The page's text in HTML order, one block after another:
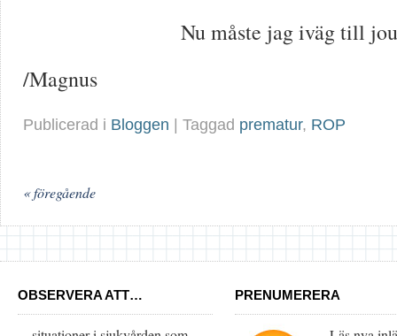
Nu måste jag iväg till
/Magnus
Publicerad i Bloggen | Taggad prematur, ROP
« föregående
OBSERVERA ATT… PRENUMERERA